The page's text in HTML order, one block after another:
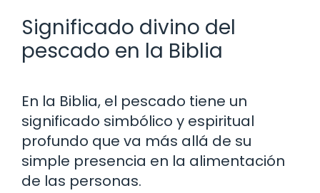
Significado divino del
pescado en la Biblia
En la Biblia, el pescado tiene un
significado simbólico y espiritual
profundo que va más allá de su
simple presencia en la alimentación
de las personas.